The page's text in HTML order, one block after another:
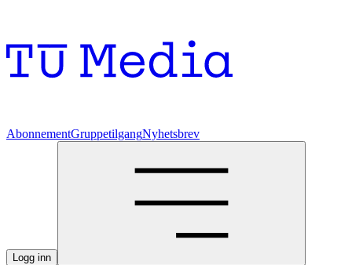
AbonnementGruppetilgangNyhetsbrev
Logg inn